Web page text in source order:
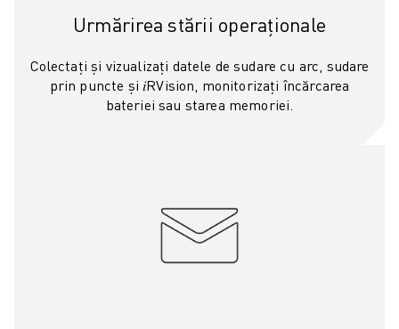
EVENIMENTE EDUCAȚIONALE
DESPRE FANUC
DESPRE FANUC
ALĂTURAȚI-VĂ ECHIPEI FANUC » CARIERĂ
Urmărirea stării operaționale
Colectați și vizualizați datele de sudare cu arc, sudare
prin puncte și 𝑖RVision, monitorizați încărcarea
bateriei sau starea memoriei.